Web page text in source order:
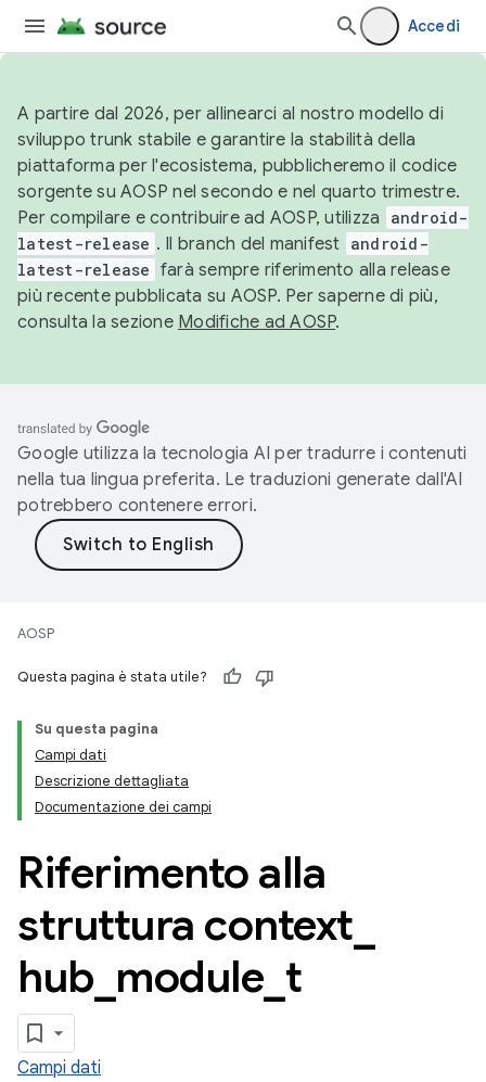
Accedi
A partire dal 2026, per allinearci al nostro modello di
sviluppo trunk stabile e garantire la stabilità della
piattaforma per l'ecosistema, pubblicheremo il codice
sorgente su AOSP nel secondo e nel quarto trimestre.
Per compilare e contribuire ad AOSP, utilizza
android-
latest-release . Il branch del manifest android-
latest-release farà sempre riferimento alla release
più recente pubblicata su AOSP. Per saperne di più,
consulta la sezione Modifiche ad AOSP.
Google utilizza la tecnologia AI per tradurre i contenuti
nella tua lingua preferita. Le traduzioni generate dall'AI
potrebbero contenere errori.
AOSP
Questa pagina è stata utile?
Su questa pagina
Campi dati
Descrizione dettagliata
Documentazione dei campi
Riferimento alla
struttura context
hub module t
Campi dati